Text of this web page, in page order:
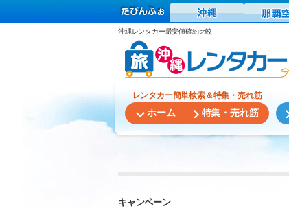
沖縄レンタカー最安値確約比較
レンタカー簡単検索＆特集・売れ筋
ホーム 特集・売れ筋
キャンペーン